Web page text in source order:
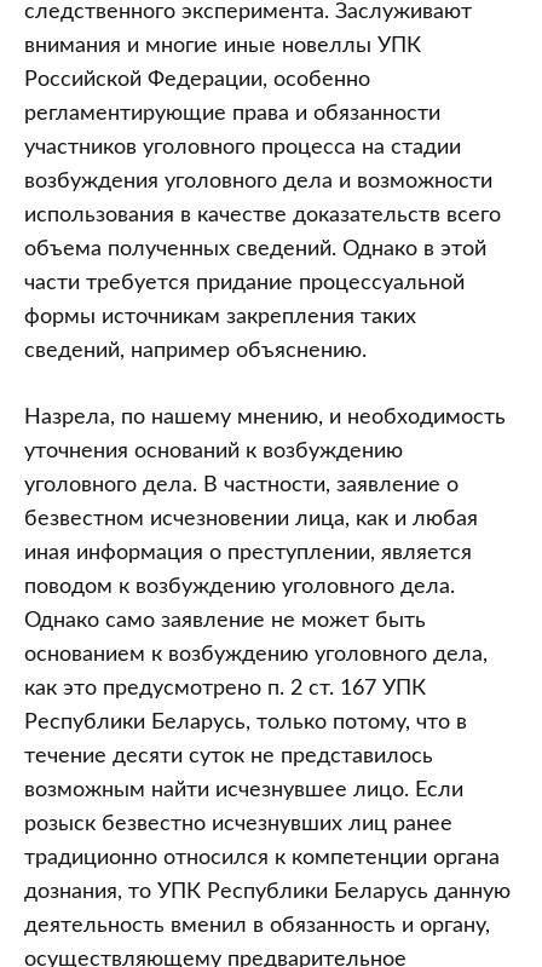
следственного эксперимента. Заслуживают
внимания и многие иные новеллы УПК
Российской Федерации, особенно
регламентирующие права и обязанности
участников уголовного процесса на стадии
возбуждения уголовного дела и возможности
использования в качестве доказательств всего
объема полученных сведений. Однако в этой
части требуется придание процессуальной
формы источникам закрепления таких
сведений, например объяснению.
Назрела, по нашему мнению, и необходимость
уточнения оснований к возбуждению
уголовного дела. В частности, заявление о
безвестном исчезновении лица, как и любая
иная информация о преступлении, является
поводом к возбуждению уголовного дела.
Однако само заявление не может быть
основанием к возбуждению уголовного дела,
как это предусмотрено п. 2 ст. 167 УПК
Республики Беларусь, только потому, что в
течение десяти суток не представилось
возможным найти исчезнувшее лицо. Если
розыск безвестно исчезнувших лиц ранее
традиционно относился к компетенции органа
дознания, то УПК Республики Беларусь данную
деятельность вменил в обязанность и органу,
осуществляющему предварительное